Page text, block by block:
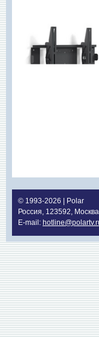
© 1993-2026 | Polar
Россия, 123592,
E-mail: